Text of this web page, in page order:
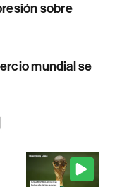
sobre
mundial se